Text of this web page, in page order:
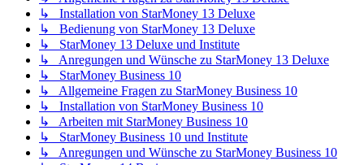
↳ Installation von StarMoney 13 Deluxe
↳ Bedienung von StarMoney 13 Deluxe
↳ StarMoney 13 Deluxe und Institute
↳ Anregungen und Wünsche zu StarMoney 13 Deluxe
↳ StarMoney Business 10
↳ Allgemeine Fragen zu StarMoney Business 10
↳ Installation von StarMoney Business 10
↳ Arbeiten mit StarMoney Business 10
↳ StarMoney Business 10 und Institute
↳ Anregungen und Wünsche zu StarMoney Business 10